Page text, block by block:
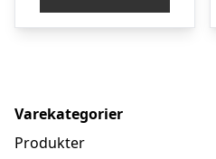
Varekategorier
Produkter